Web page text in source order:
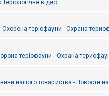
Теріологічне відео
Охорона теріофауни - Охрана
теріофауни - Охрана
нашого товариства - Новости